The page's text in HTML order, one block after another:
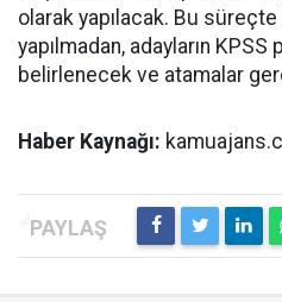
olarak yapılacak. Bu
yapılmadan, adayların
belirlenecek ve atamalar
Haber Kaynağı: